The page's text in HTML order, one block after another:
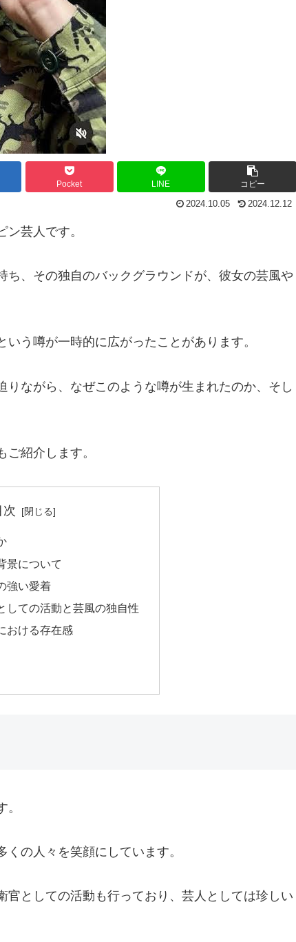
Pocket LINE コピー
2024.10.05 2024.12.12
芸人です。
、その独自のバックグラウンドが、彼女の芸風や
う噂が一時的に広がったことがあります。
ながら、なぜこのような噂が生まれたのか、そし
紹介します。
次
景について
強い愛着
しての活動と芸風の独自性
おける存在感
の人々を笑顔にしています。
としての活動も行っており、芸人としては珍しい